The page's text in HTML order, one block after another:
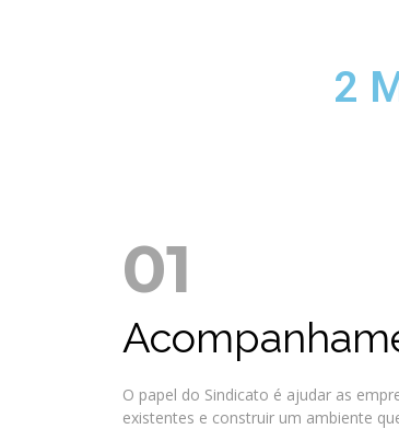
2
01
O papel do Sindicato é ajudar as
existentes e construir um ambiente